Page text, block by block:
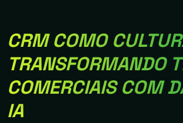
CRM COMO
TRANSFORMANDO
COMERCIAIS COM
IA